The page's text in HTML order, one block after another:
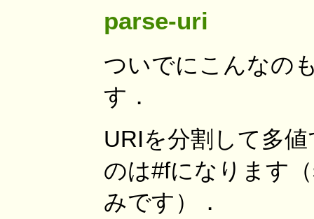
parse-uri
ついでにこんなの
す．
URIを分割して多
のは#fになります
みです）．